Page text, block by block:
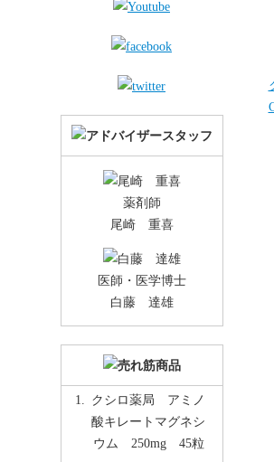
薬剤師
尾崎 重喜
医師・医学博士
白藤 達雄
クシロ薬局 アミノ
酸キレートマグネシ
ウム 250mg 45粒